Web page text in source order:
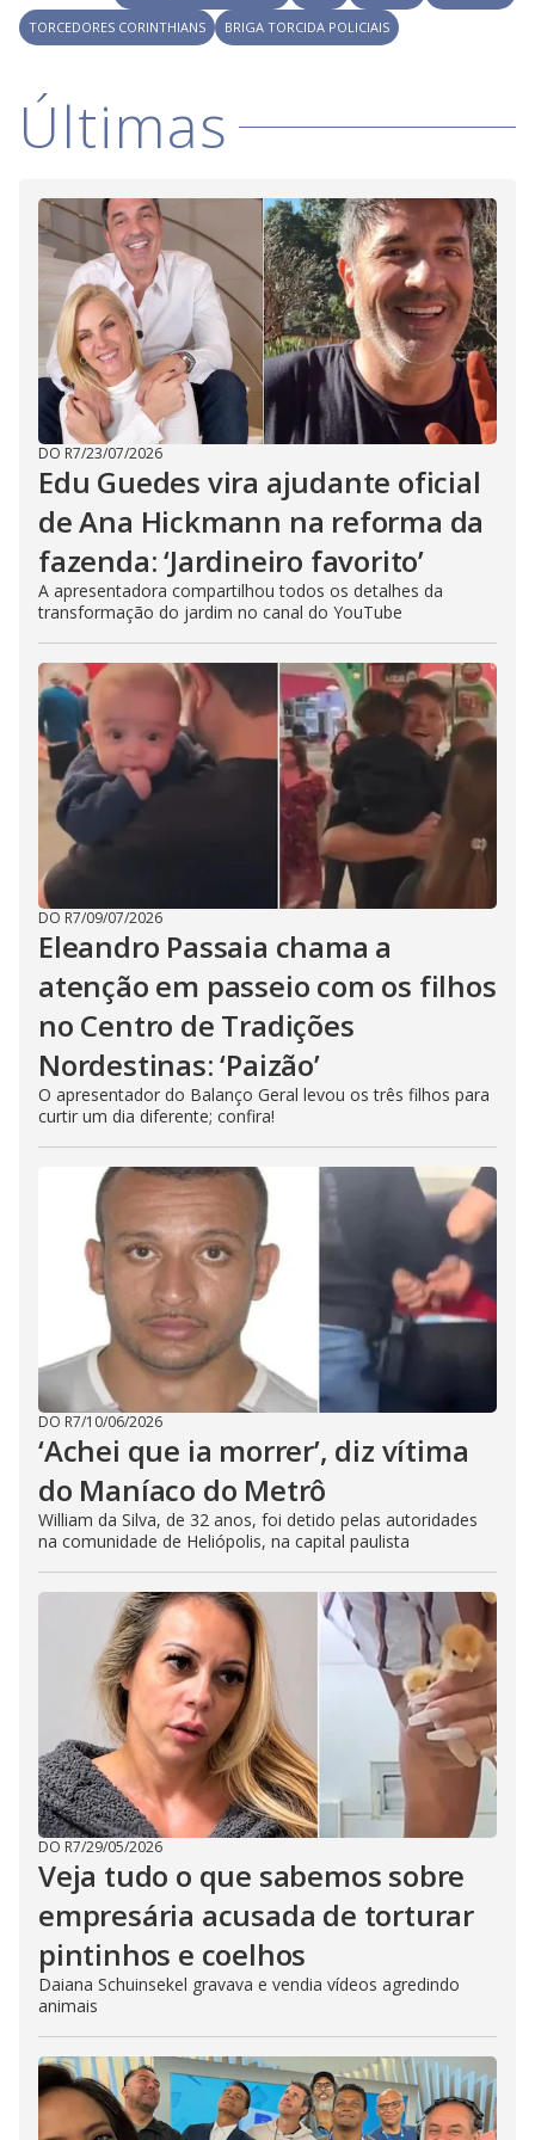
i
d
e
o
TORCEDORES CORINTHIANS
BRIGA TORCIDA POLICIAIS
Últimas
DO R7/23/07/2026
Edu Guedes vira ajudante oficial
de Ana Hickmann na reforma da
fazenda: ‘Jardineiro favorito’
A apresentadora compartilhou todos os detalhes da
transformação do jardim no canal do YouTube
DO R7/09/07/2026
Eleandro Passaia chama a
atenção em passeio com os filhos
no Centro de Tradições
Nordestinas: ‘Paizão’
O apresentador do Balanço Geral levou os três filhos para
curtir um dia diferente; confira!
DO R7/10/06/2026
‘Achei que ia morrer’, diz vítima
do Maníaco do Metrô
William da Silva, de 32 anos, foi detido pelas autoridades
na comunidade de Heliópolis, na capital paulista
DO R7/29/05/2026
Veja tudo o que sabemos sobre
empresária acusada de torturar
pintinhos e coelhos
Daiana Schuinsekel gravava e vendia vídeos agredindo
animais